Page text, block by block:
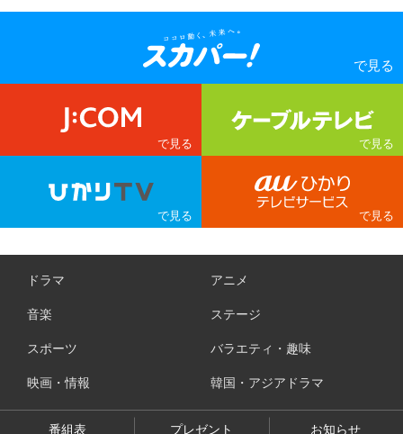
ドラマ アニメ
音楽 ステージ
スポーツ バラエティ・趣味
映画・情報 韓国・アジアドラマ
番組表 プレゼント お知らせ